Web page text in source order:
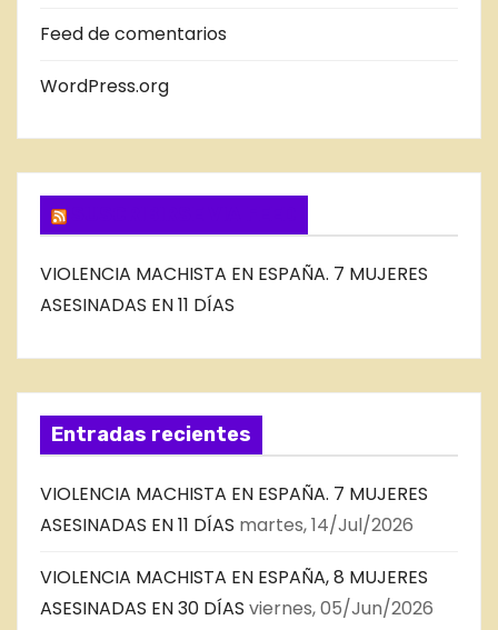
B
O
G
Feed de comentarios
WordPress.org
VIOLENCIA MACHISTA EN ESPAÑA. 7 MUJERES
ASESINADAS EN 11 DÍAS
Entradas recientes
VIOLENCIA MACHISTA EN ESPAÑA. 7 MUJERES
ASESINADAS EN 11 DÍAS martes, 14/Jul/2026
VIOLENCIA MACHISTA EN ESPAÑA, 8 MUJERES
ASESINADAS EN 30 DÍAS viernes, 05/Jun/2026